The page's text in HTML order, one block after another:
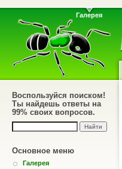
Галерея
Воспользуйся поиском!
Ты найдешь ответы на
99% своих вопросов.
Основное меню
Галерея